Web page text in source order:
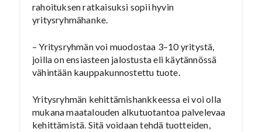
rahoituksen ratkaisuksi sopii hyvin
yritysryhmähanke.
– Yritysryhmän voi muodostaa 3–10 yritystä,
joilla on ensiasteen jalostusta eli käytännössä
vähintään kauppakunnostettu tuote.
Yritysryhmän kehittämishankkeessa ei voi olla
mukana maatalouden alkutuotantoa palvelevaa
kehittämistä. Sitä voidaan tehdä tuotteiden,